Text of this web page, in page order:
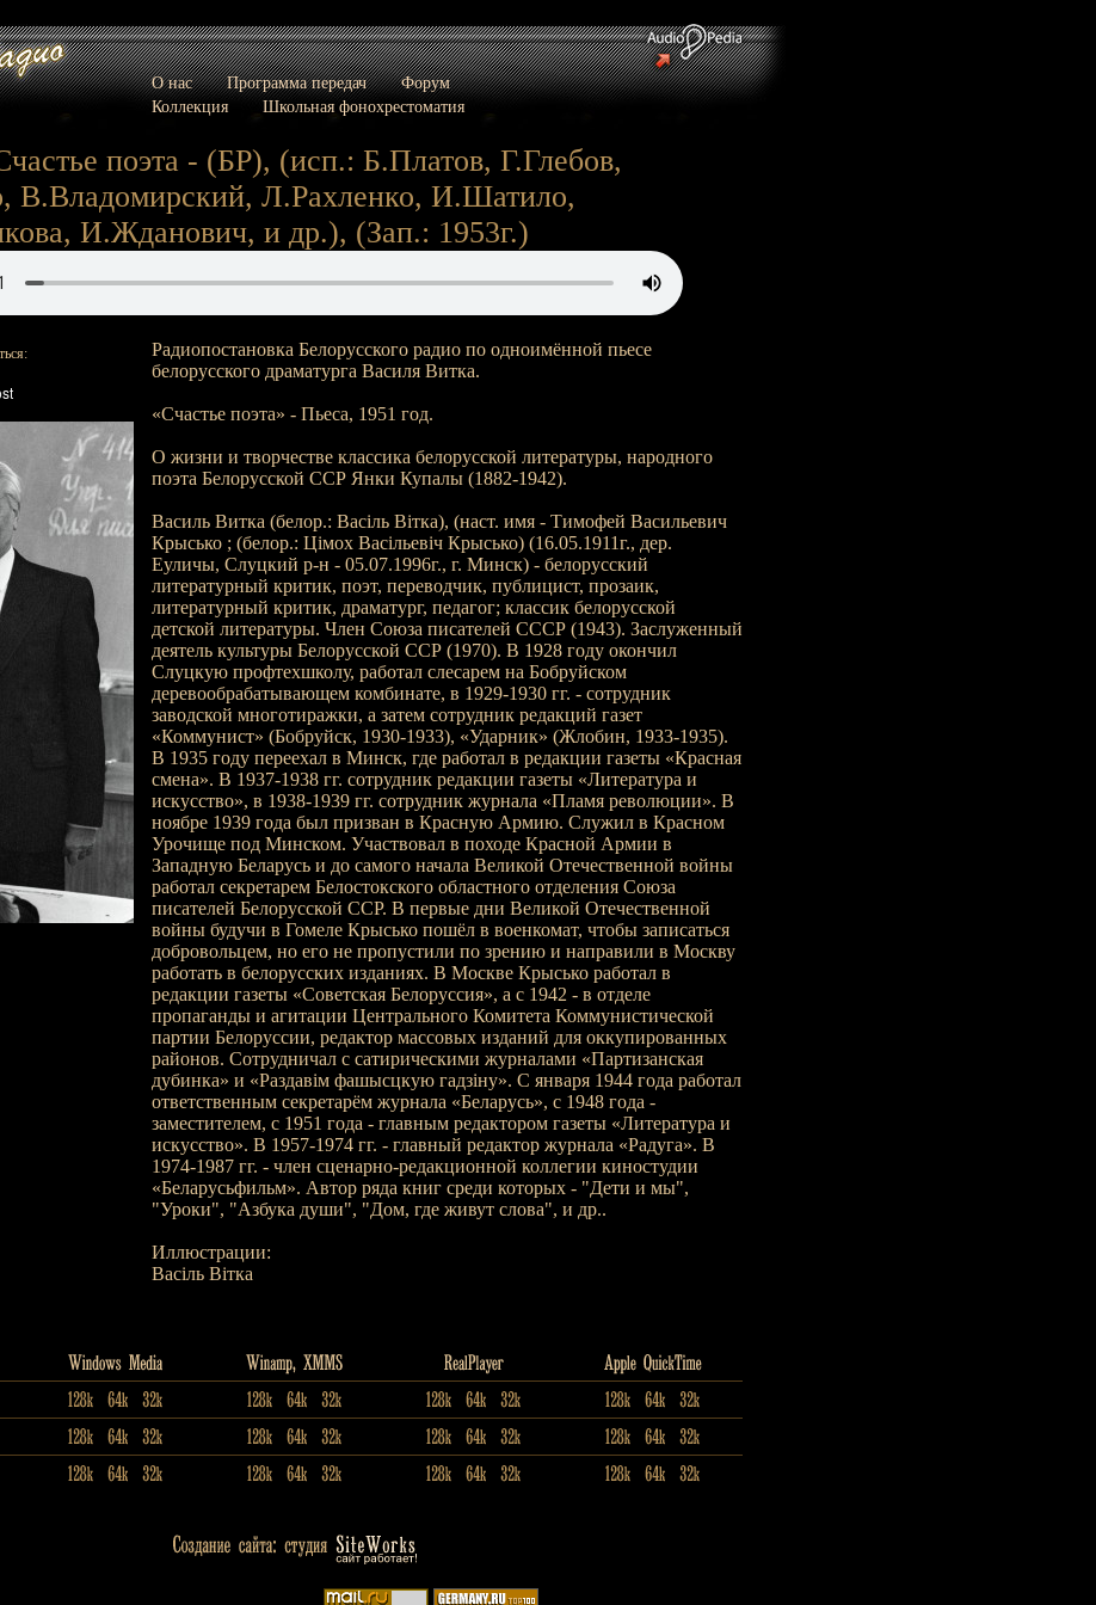
О нас Программа передач
Форум
Коллекция
Школьная фонохрестоматия
поэта - (БР), (исп.: Б.Платов, Г.Глебов,
Л.Рахленко, И.Шатило,
И.Жданович, и др.), (Зап.: 1953г.)
Радиопостановка Белорусского радио по одноимённой пьесе
белорусского драматурга Василя Витка.
«Счастье поэта» - Пьеса, 1951 год.
О жизни и творчестве классика белорусской литературы, народного
поэта Белорусской ССР Янки Купалы (1882-1942).
Василь Витка (белор.: Васіль Вітка), (наст. имя - Тимофей Васильевич
Крысько ; (белор.: Цімох Васільевіч Крысько) (16.05.1911г., дер.
Еуличы, Слуцкий р-н - 05.07.1996г., г. Минск) - белорусский
литературный критик, поэт, переводчик, публицист, прозаик,
литературный критик, драматург, педагог; классик белорусской
детской литературы. Член Союза писателей СССР (1943). Заслуженный
деятель культуры Белорусской ССР (1970). В 1928 году окончил
Слуцкую профтехшколу, работал слесарем на Бобруйском
деревообрабатывающем комбинате, в 1929-1930 гг. - сотрудник
заводской многотиражки, а затем сотрудник редакций газет
«Коммунист» (Бобруйск, 1930-1933), «Ударник» (Жлобин, 1933-1935).
В 1935 году переехал в Минск, где работал в редакции газеты «Красная
смена». В 1937-1938 гг. сотрудник редакции газеты «Литература и
искусство», в 1938-1939 гг. сотрудник журнала «Пламя революции». В
ноябре 1939 года был призван в Красную Армию. Служил в Красном
Урочище под Минском. Участвовал в походе Красной Армии в
Западную Беларусь и до самого начала Великой Отечественной войны
работал секретарем Белостокского областного отделения Союза
писателей Белорусской ССР. В первые дни Великой Отечественной
войны будучи в Гомеле Крысько пошёл в военкомат, чтобы записаться
добровольцем, но его не пропустили по зрению и направили в Москву
работать в белорусских изданиях. В Москве Крысько работал в
редакции газеты «Советская Белоруссия», а с 1942 - в отделе
пропаганды и агитации Центрального Комитета Коммунистической
партии Белоруссии, редактор массовых изданий для оккупированных
районов. Сотрудничал с сатирическими журналами «Партизанская
дубинка» и «Раздавім фашысцкую гадзіну». С января 1944 года работал
ответственным секретарём журнала «Беларусь», с 1948 года -
заместителем, с 1951 года - главным редактором газеты «Литература и
искусство». В 1957-1974 гг. - главный редактор журнала «Радуга». В
1974-1987 гг. - член сценарно-редакционной коллегии киностудии
«Беларусьфильм». Автор ряда книг среди которых - "Дети и мы",
"Уроки", "Азбука души", "Дом, где живут слова", и др..
Иллюстрации:
Васіль Вітка